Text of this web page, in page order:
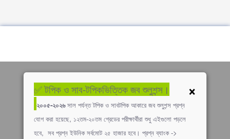
×
✅ টপিক ও সাব-টপিকভিত্তিক জব শুলুশন্স।
২০০৫-২০২৬সাল পর্যন্ত টপিক ও সাবটপিক আকারে জব শুলুশন্স প্রশ্ন
যোগ করা হয়েছে, ১২তম-২০তম গ্রেডের পরীক্ষার্থীরা শুধু এইগুলো পড়লে
হবে, সব প্রশ্ন ইউনিক সর্বমোট ২৫ হাজার হবে। প্রশ্ন ব্যাংক ->